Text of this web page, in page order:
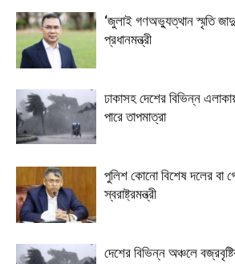
‘জুলাই গণঅভ্যুত্থান স্মৃতি
প্রধানমন্ত্রী
ঢাকাসহ দেশের বিভিন্ন
পারে তাপমাত্রা
পুলিশ কোনো বিশেষ দলের বা
স্বরাষ্ট্রমন্ত্রী
দেশের বিভিন্ন অঞ্চলে